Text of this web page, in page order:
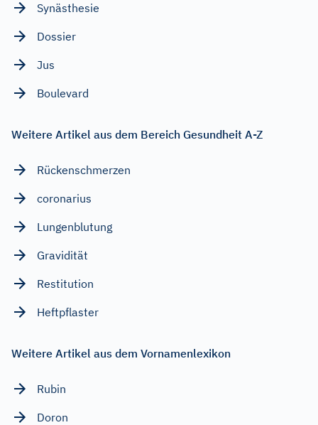
Synästhesie
Dossier
Jus
Boulevard
Weitere Artikel aus dem Bereich Gesundheit A-Z
Rückenschmerzen
coronarius
Lungenblutung
Gravidität
Restitution
Heftpflaster
Weitere Artikel aus dem Vornamenlexikon
Rubin
Doron